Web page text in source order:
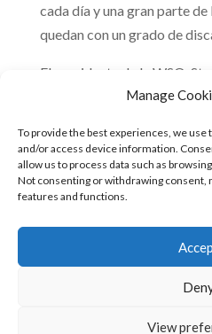
Manage
To provide the best experiences, we
and/or access device information.
allow us to process data such as
Not consenting or withdrawing consent,
features and functions.
View
cada día y una gran parte
quedan con un grado de
El presidente de la WSO,
que “una de cada seis
a los gobiernos “para que
campañas de
acceso equitativo a las